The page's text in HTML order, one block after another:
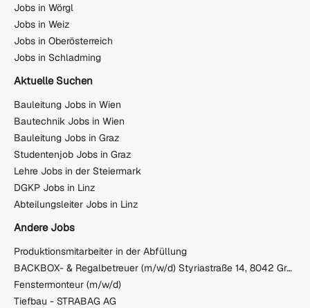
Jobs in Wörgl
Jobs in Weiz
Jobs in Oberösterreich
Jobs in Schladming
Aktuelle Suchen
Bauleitung Jobs in Wien
Bautechnik Jobs in Wien
Bauleitung Jobs in Graz
Studentenjob Jobs in Graz
Lehre Jobs in der Steiermark
DGKP Jobs in Linz
Abteilungsleiter Jobs in Linz
Andere Jobs
Produktionsmitarbeiter in der Abfüllung
BACKBOX- & Regalbetreuer (m/w/d) Styriastraße 14, 8042 Graz
Fenstermonteur (m/w/d)
Tiefbau - STRABAG AG